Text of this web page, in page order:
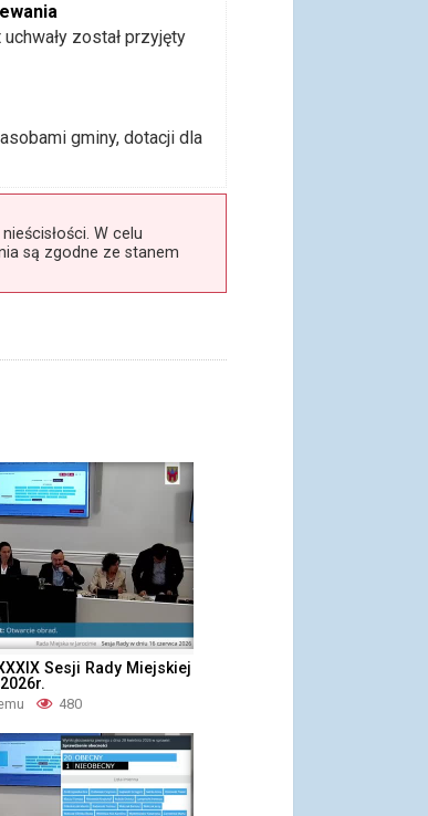
został przyjęty
gminy, dotacji dla
W celu
są zgodne ze stanem
Sesji Rady Miejskiej
480